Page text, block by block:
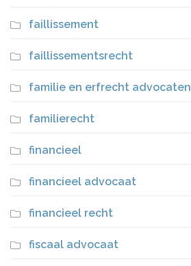
faillissement
faillissementsrecht
familie en erfrecht advocaten
familierecht
financieel
financieel advocaat
financieel recht
fiscaal advocaat